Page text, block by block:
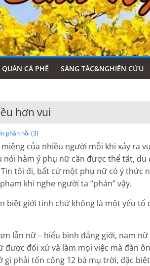
QUÁN CÀ PHÊ SÁNG TÁC&NGHIÊN CỨU
hơn vui
phản hồi (3)
miệng của nhiều người mỗi khi xảy ra
nói hàm ý phụ nữ cần được thể tất,
tôi đi, bất cứ một phụ nữ có ý thức
khi nghe người ta “phán” vậy.
biệt giới tính chứ không là một yếu
lẫn nữ – hiểu bình đẳng giới, nam
đối xử và làm mọi việc mà đàn
phải tốn công 12 bà mụ trời, đặc